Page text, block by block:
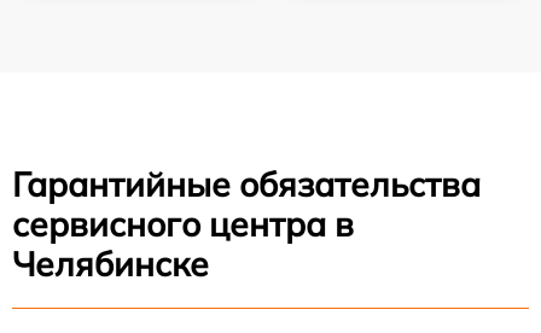
Гарантийные обязательства
сервисного центра в
Челябинске